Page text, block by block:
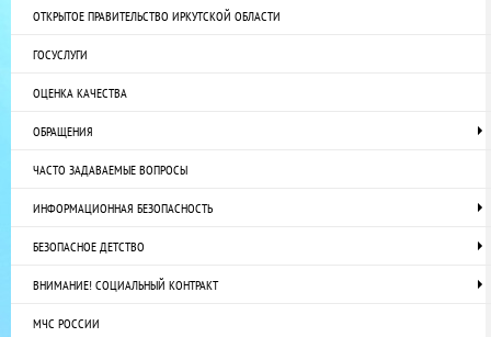
ОТКРЫТОЕ ПРАВИТЕЛЬСТВО ИРКУТСКОЙ ОБЛАСТИ
ГОСУСЛУГИ
ОЦЕНКА КАЧЕСТВА
ОБРАЩЕНИЯ
ЧАСТО ЗАДАВАЕМЫЕ ВОПРОСЫ
ИНФОРМАЦИОННАЯ БЕЗОПАСНОСТЬ
БЕЗОПАСНОЕ ДЕТСТВО
ВНИМАНИЕ! СОЦИАЛЬНЫЙ КОНТРАКТ
МЧС РОССИИ